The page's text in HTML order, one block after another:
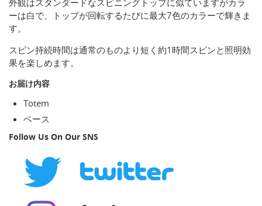
外観はスタンダードなスピニングトップに似ていますがカラ
ーは白で、トップが回転するたびに最大7色のカラーで輝きま
す。
スピン持続時間は通常のものより短く約1時間スピンと照明効
果を楽しめます。
お届け内容
Totem
ベース
Follow Us On Our SNS